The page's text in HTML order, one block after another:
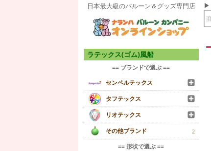
日本最大級のバルーン＆グッズ専門店
ラテックス(ゴム)風船
== ブランドで選ぶ ==
センペルテックス
タフテックス
リオテックス
その他ブランド
2
== 形状で選ぶ ==